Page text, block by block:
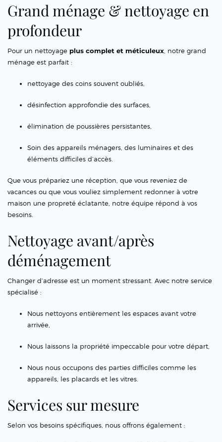
Grand ménage & nettoyage en
profondeur
Pour un nettoyage plus complet et méticuleux, notre grand
ménage est parfait :
nettoyage des coins souvent oubliés,
désinfection approfondie des surfaces,
élimination de poussières persistantes,
Soin des appareils ménagers, des luminaires et des
éléments difficiles d’accès.
Que vous prépariez une réception, que vous reveniez de
vacances ou que vous vouliez simplement redonner à votre
maison une propreté éclatante, notre équipe répond à vos
besoins.
Nettoyage avant/après
déménagement
Changer d’adresse est un moment stressant. Avec notre service
spécialisé :
Nous nettoyons entièrement les espaces avant votre
arrivée,
Nous laissons la propriété impeccable pour votre départ,
Nous nous occupons des parties difficiles comme les
appareils, les placards et les vitres.
Services sur mesure
Selon vos besoins spécifiques, nous offrons également :